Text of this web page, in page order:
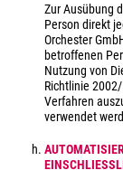
Zur Ausübung
Person direkt
Orchester
betroffenen
Nutzung von
Richtlinie
Verfahren
verwendet